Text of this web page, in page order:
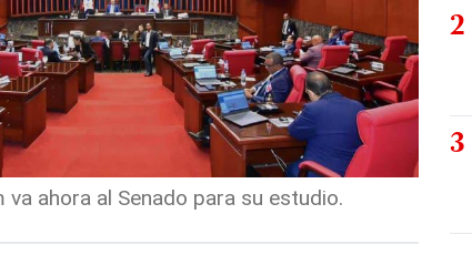
ahora al Senado para su estudio.